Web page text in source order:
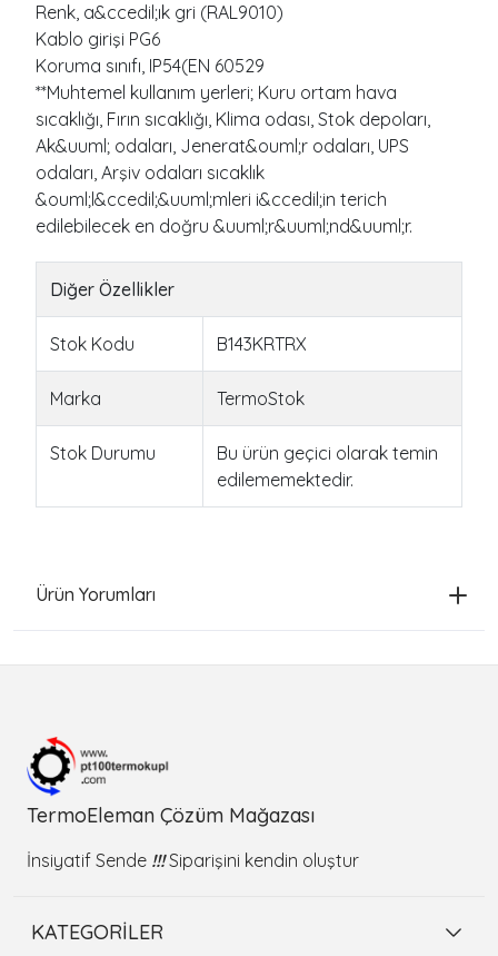
Renk, a&ccedil;ık gri (RAL9010)
Kablo girişi PG6
Koruma sınıfı, IP54(EN 60529
**Muhtemel kullanım yerleri; Kuru ortam hava
sıcaklığı, Fırın sıcaklığı, Klima odası, Stok depoları,
Ak&uuml; odaları, Jenerat&ouml;r odaları, UPS
odaları, Arşiv odaları sıcaklık
&ouml;l&ccedil;&uuml;mleri i&ccedil;in terich
edilebilecek en doğru &uuml;r&uuml;nd&uuml;r.
Diğer Özellikler
Stok Kodu B143KRTRX
Marka TermoStok
Stok Durumu
Bu ürün geçici olarak temin
edilememektedir.
Ürün Yorumları
TermoEleman Çözüm Mağazası
İnsiyatif Sende !!!Siparişini kendin oluştur
KATEGORİLER